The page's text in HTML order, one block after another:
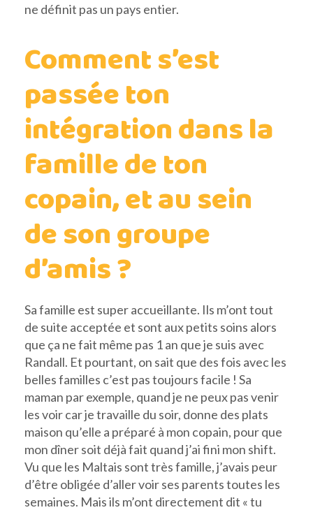
ne définit pas un pays entier.
Comment s’est
passée ton
intégration dans la
famille de ton
copain, et au sein
de son groupe
d’amis ?
Sa famille est super accueillante. Ils m’ont tout
de suite acceptée et sont aux petits soins alors
que ça ne fait même pas 1 an que je suis avec
Randall. Et pourtant, on sait que des fois avec les
belles familles c’est pas toujours facile ! Sa
maman par exemple, quand je ne peux pas venir
les voir car je travaille du soir, donne des plats
maison qu’elle a préparé à mon copain, pour que
mon dîner soit déjà fait quand j’ai fini mon shift.
Vu que les Maltais sont très famille, j’avais peur
d’être obligée d’aller voir ses parents toutes les
semaines. Mais ils m’ont directement dit « tu